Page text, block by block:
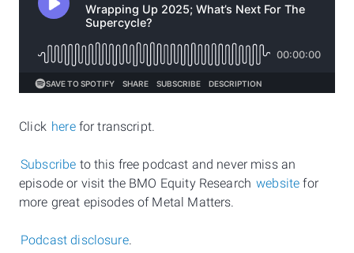
⁠Click herefor transcript⁠.
Subscribe to this free podcast and never miss an
episode or visit the BMO Equity Research websitefor
more great episodes of Metal Matters.
Podcast disclosure.